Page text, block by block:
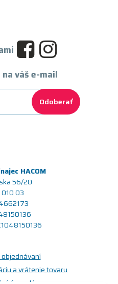
váš e-mail
Odoberať
HACOM
56/20
03
a vrátenie tovaru